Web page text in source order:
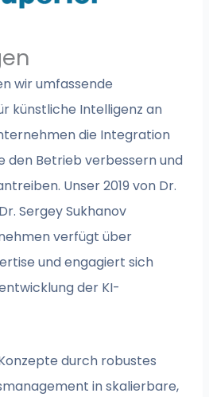
wir umfassende
künstliche Intelligenz an
die Integration
den Betrieb verbessern und
Unser 2019 von Dr.
Sergey Sukhanov
verfügt über
und engagiert sich
der KI-
durch robustes
in skalierbare,